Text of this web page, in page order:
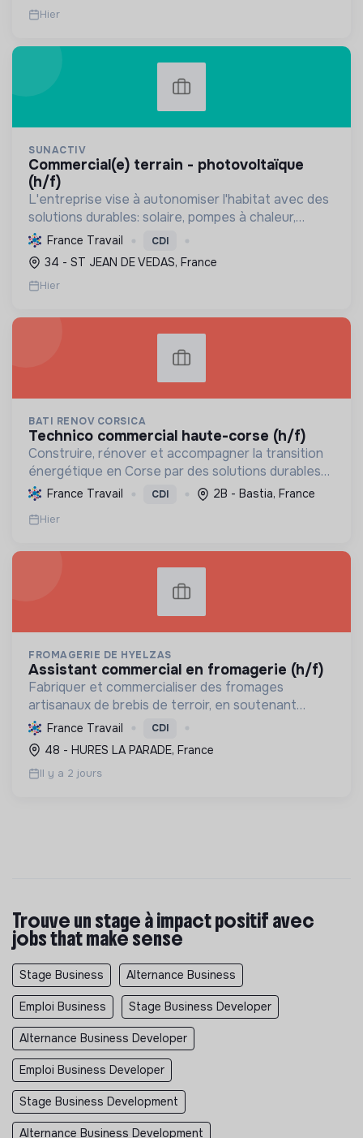
Hier
SUNACTIV
commercial(e) terrain - photovoltaïque
(h/f)
L'entreprise vise à autonomiser l'habitat avec des
solutions durables: solaire, pompes à chaleur,
isolation, etc. Elle aide à réduire l'empreinte
carbone et les factures énergétiques. Elle détient
le ...
France Travail CDI
34 - ST JEAN DE VEDAS, France
Hier
BATI RENOV CORSICA
technico commercial haute-corse (h/f)
Construire, rénover et accompagner la transition
énergétique en Corse par des solutions durables
(solaire, isolation, chauffage, etc.) et la location de
matériel. Labellisée RGE.
France Travail CDI 2B - Bastia, France
Hier
FROMAGERIE DE HYELZAS
assistant commercial en fromagerie (h/f)
Fabriquer et commercialiser des fromages
artisanaux de brebis de terroir, en soutenant
l'agriculture locale et biologique, et en promouvant
un modèle économique et social équitable.
France Travail CDI
48 - HURES LA PARADE, France
Il y a 2 jours
Trouve un stage à impact positif avec
jobs that make sense
Stage Business Alternance Business
Emploi Business Stage Business Developer
Alternance Business Developer
Emploi Business Developer
Stage Business Development
Alternance Business Development